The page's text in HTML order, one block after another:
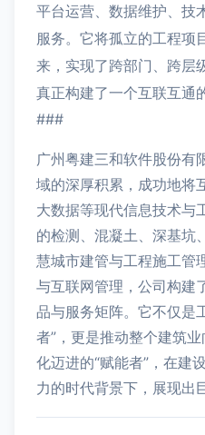
平台运营、数据维护、技
服务。它将孤立的工程项
来，实现了跨部门、跨层
真正构建了一个互联互通
###
广州粤建三和软件股份有
域的深厚积累，成功地将
大数据等现代信息技术与
的检测、混凝土、深基坑
慧城市建管与工程施工管
与互联网管理，公司构建
品与服务矩阵。它不仅是
者”，更是推动整个建筑
化迈进的“赋能者”，在建
力的时代背景下，展现出